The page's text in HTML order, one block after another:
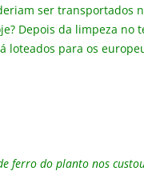
ser transportados
Depois da limpeza no
loteados para os
ferro do planto nos